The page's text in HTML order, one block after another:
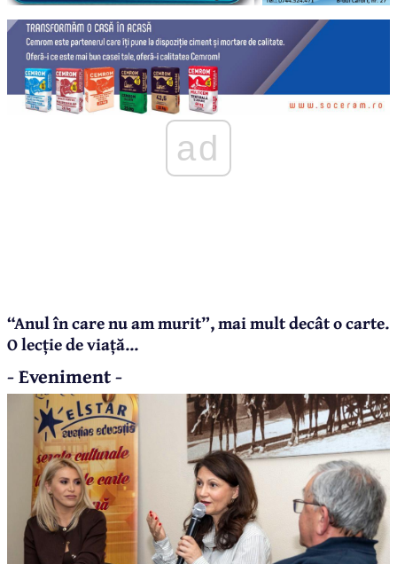
ad
“Anul în care nu am murit”, mai mult decât o carte.
O lecție de viață...
- Eveniment -